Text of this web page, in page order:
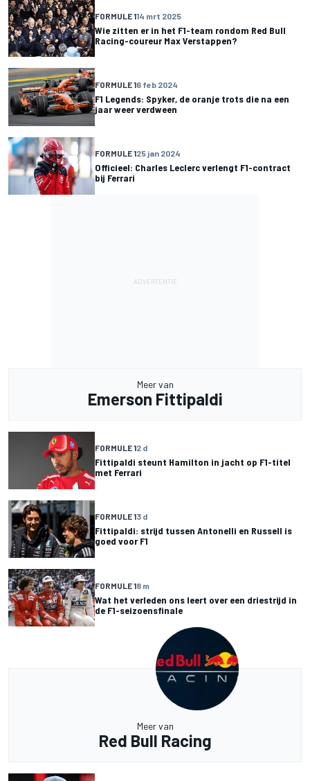
FORMULE 114 mrt 2025
Wie zitten er in het F1-team rondom Red Bull
Racing-coureur Max Verstappen?
FORMULE 16 feb 2024
F1 Legends: Spyker, de oranje trots die na een
jaar weer verdween
FORMULE 125 jan 2024
Officieel: Charles Leclerc verlengt F1-contract
bij Ferrari
Meer van
Emerson Fittipaldi
FORMULE 12 d
Fittipaldi steunt Hamilton in jacht op F1-titel
met Ferrari
FORMULE 13 d
Fittipaldi: strijd tussen Antonelli en Russell is
goed voor F1
FORMULE 18 m
Wat het verleden ons leert over een driestrijd in
de F1-seizoensfinale
Meer van
Red Bull Racing